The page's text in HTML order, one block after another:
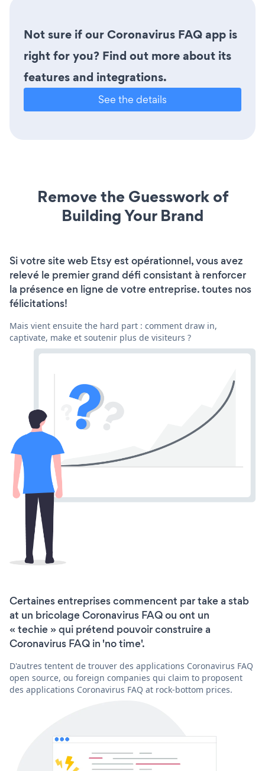
Not sure if our Coronavirus FAQ app is
right for you? Find out more about its
features and integrations.
See the details
Remove the Guesswork of
Building Your Brand
Si votre site web Etsy est opérationnel, vous avez
relevé le premier grand défi consistant à renforcer
la présence en ligne de votre entreprise. toutes nos
félicitations!
Mais vient ensuite the hard part : comment draw in,
captivate, make et soutenir plus de visiteurs ?
Certaines entreprises commencent par take a stab
at un bricolage Coronavirus FAQ ou ont un
« techie » qui prétend pouvoir construire a
Coronavirus FAQ in 'no time'.
D'autres tentent de trouver des applications Coronavirus FAQ
open source, ou foreign companies qui claim to proposent
des applications Coronavirus FAQ at rock-bottom prices.